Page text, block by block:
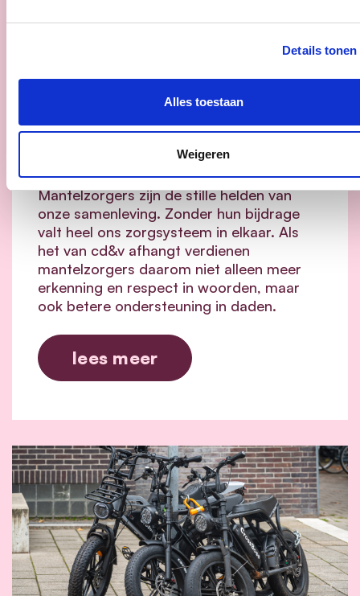
Details tonen
Alles toestaan
Weigeren
voor mantelzorgers: minder
ondersteuning en meer
Mantelzorgers zijn de stille helden van
onze samenleving. Zonder hun bijdrage
valt heel ons zorgsysteem in elkaar. Als
het van cd&v afhangt verdienen
mantelzorgers daarom niet alleen meer
erkenning en respect in woorden, maar
ook betere ondersteuning in daden.
lees meer